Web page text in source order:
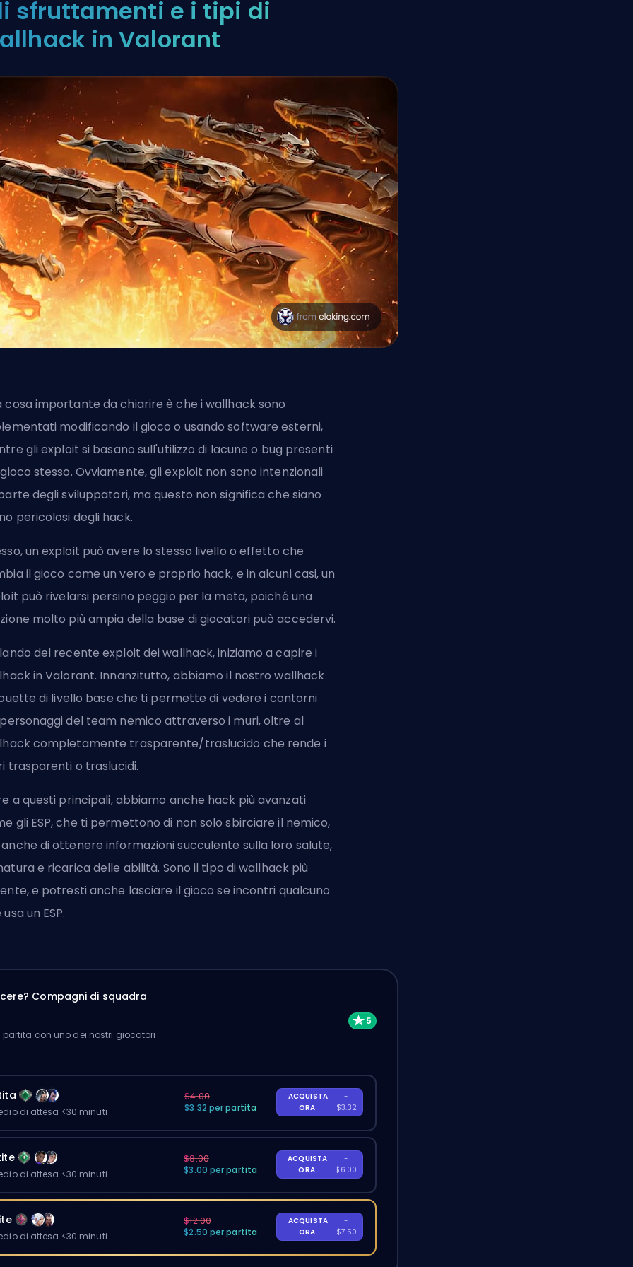
sfruttamenti e i tipi di
in Valorant
cosa importante da chiarire è che i wallhack sono
modificando il gioco o usando software esterni,
gliexploit si basano sull'utilizzo di lacune o bug presenti
stesso. Ovviamente, gli exploit non sono intenzionali
degli sviluppatori, ma questo non significa che siano
pericolosi degli hack.
un exploit può avere lo stesso livello o effetto che
il gioco come un vero e proprio hack, e in alcuni casi, un
può rivelarsi persino peggio per la meta, poiché una
molto più ampia della base di giocatori può accedervi.
del recente exploit dei wallhack, iniziamo a capire i
in Valorant. Innanzitutto, abbiamo il nostro wallhack
di livello base che ti permette di vedere i contorni
del team nemico attraverso i muri, oltre al
completamente trasparente/traslucido che rende i
trasparenti o traslucidi.
a questi principali, abbiamo anche hack più avanzati
gli ESP, che ti permettono di non solo sbirciare il nemico,
di ottenere informazioni succulente sulla loro salute,
e ricarica delle abilità. Sono il tipo di wallhack più
e potresti anche lasciare il gioco se incontri qualcuno
un ESP.
Compagni di squadra
con uno dei nostri giocatori
di attesa <30 minuti
$4.00
$3.32 per partita
ACQUISTA
ORA
-
$3.32
di attesa <30 minuti
$8.00
$3.00 per partita
ACQUISTA
ORA
-
$6.00
di attesa <30 minuti
$12.00
$2.50 per partita
ACQUISTA
ORA
-
$7.50